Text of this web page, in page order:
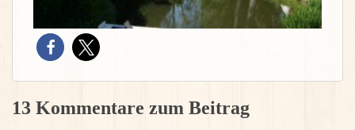
13 Kommentare zum Beitrag